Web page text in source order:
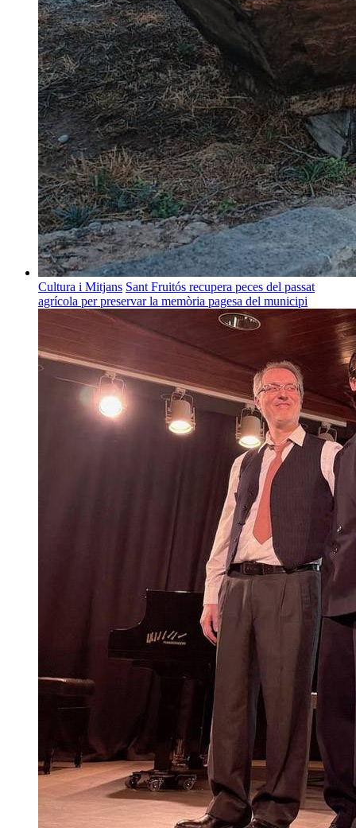
Cultura i Mitjans Sant Fruitós recupera peces del passat
agrícola per preservar la memòria pagesa del municipi